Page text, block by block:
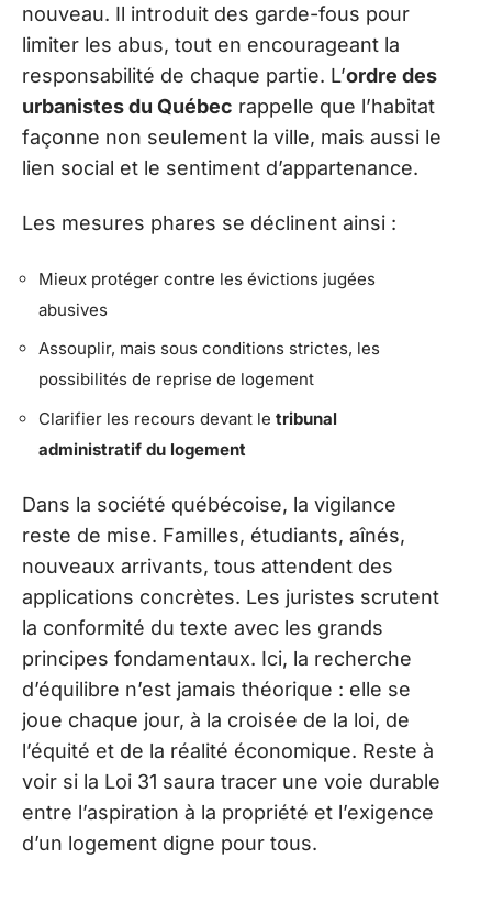
nouveau. Il introduit des garde-fous pour
limiter les abus, tout en encourageant la
responsabilité de chaque partie. L’ordre des
urbanistes du Québec rappelle que l’habitat
façonne non seulement la ville, mais aussi le
lien social et le sentiment d’appartenance.
Les mesures phares se déclinent ainsi :
Mieux protéger contre les évictions jugées
abusives
Assouplir, mais sous conditions strictes, les
possibilités de reprise de logement
Clarifier les recours devant le tribunal
administratif du logement
Dans la société québécoise, la vigilance
reste de mise. Familles, étudiants, aînés,
nouveaux arrivants, tous attendent des
applications concrètes. Les juristes scrutent
la conformité du texte avec les grands
principes fondamentaux. Ici, la recherche
d’équilibre n’est jamais théorique : elle se
joue chaque jour, à la croisée de la loi, de
l’équité et de la réalité économique. Reste à
voir si la Loi 31 saura tracer une voie durable
entre l’aspiration à la propriété et l’exigence
d’un logement digne pour tous.